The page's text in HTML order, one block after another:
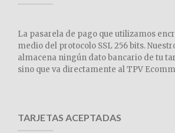
La pasarela de pago que utilizamos
medio del protocolo SSL 256 bits.
almacena ningún dato bancario de tu
sino que va directamente al TPV
TARJETAS ACEPTADAS